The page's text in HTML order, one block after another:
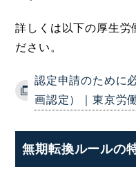
詳しくは以下の厚生労
ださい。
認定申請のために
画認定）｜東京労
無期転換ルールの